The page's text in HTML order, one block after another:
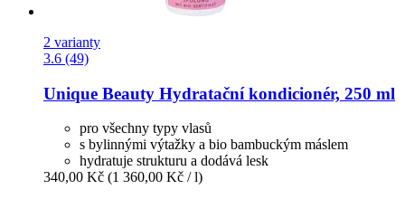
2 varianty
3.6 (49)
Unique Beauty Hydratační kondicionér, 250 ml
pro všechny typy vlasů
s bylinnými výtažky a bio bambuckým máslem
hydratuje strukturu a dodává lesk
340,00 Kč (1 360,00 Kč / l)